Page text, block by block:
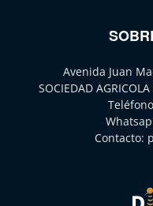
Avenida Juan
SOCIEDAD
Contacto: